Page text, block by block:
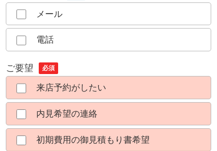
メール
電話
ご要望 必須
来店予約がしたい
内見希望の連絡
初期費用の御見積もり書希望